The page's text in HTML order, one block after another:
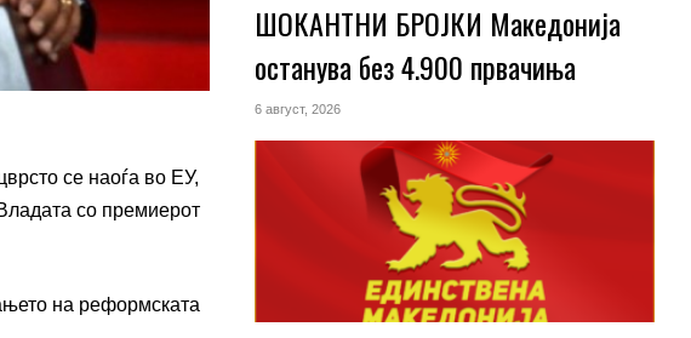
се наоѓа во ЕУ,
со премиерот
на реформската
ШОКАНТНИ БРОЈКИ Македонија
останува без 4.900 првачиња
6 август, 2026